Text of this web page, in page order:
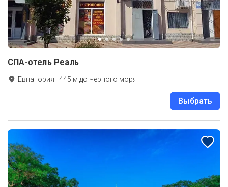
СПА-отель Реаль
Евпатория ·445 м до Черного моря
Выбрать